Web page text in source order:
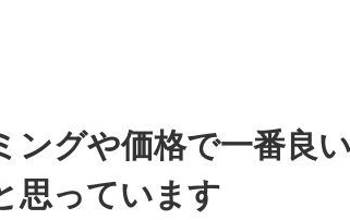
ングや価格で一番良
思っています